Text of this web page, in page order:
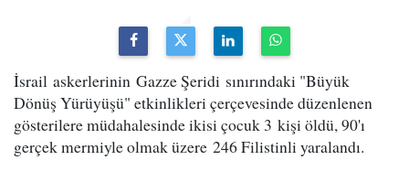
İsrail askerlerinin Gazze Şeridi sınırındaki "Büyük
Dönüş Yürüyüşü" etkinlikleri çerçevesinde düzenlenen
gösterilere müdahalesinde ikisi çocuk 3 kişi öldü, 90'ı
gerçek mermiyle olmak üzere 246 Filistinli yaralandı.